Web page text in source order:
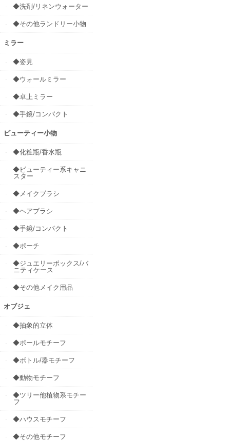
◆洗剤/リネンウォーター
◆その他ランドリー小物
ミラー
◆姿見
◆ウォールミラー
◆卓上ミラー
◆手鏡/コンパクト
ビューティー小物
◆化粧瓶/香水瓶
◆ビューティー系キャニ
スター
◆メイクブラシ
◆ヘアブラシ
◆手鏡/コンパクト
◆ポーチ
◆ジュエリーボックス/バ
ニティケース
◆その他メイク用品
オブジェ
◆抽象的立体
◆ボールモチーフ
◆ボトル/器モチーフ
◆動物モチーフ
◆ツリー他植物系モチー
フ
◆ハウスモチーフ
◆その他モチーフ